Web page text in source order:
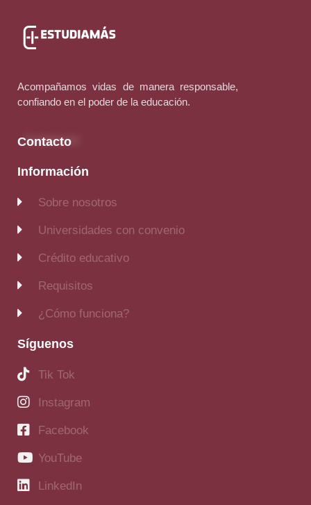
Acompañamos vidas de manera responsable,
confiando en el poder de la educación.
Contacto
Información
Sobre nosotros
Universidades con convenio
Crédito educativo
Requisitos
¿Cómo funciona?
Síguenos
Tik Tok
Instagram
Facebook
YouTube
LinkedIn